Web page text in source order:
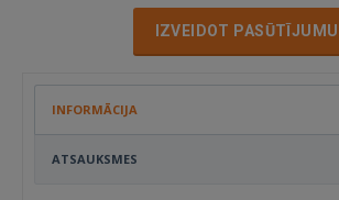
IZVEIDOT PASŪTĪJUMU
INFORMĀCIJA
ATSAUKSMES